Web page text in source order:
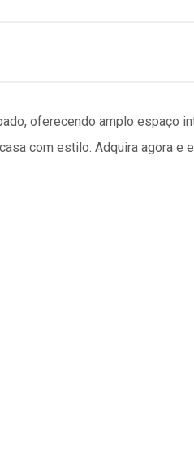
oferecendo amplo espaço
com estilo. Adquira agora e